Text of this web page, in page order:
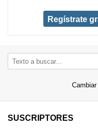
Regístrate
SUSCRIPTORES